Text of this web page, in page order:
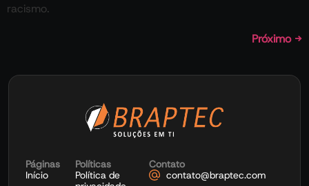
racismo.
Próximo →
Páginas
Início
Políticas
Política de
Contato
contato@braptec.com